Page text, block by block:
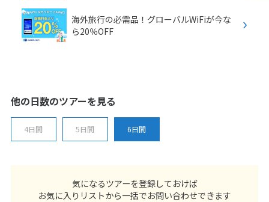
海外旅行の必需品！グローバルWiFiが今な
ら20％OFF
他の日数のツアーを見る
4日間 5日間 6日間
気になるツアーを登録しておけば
お気に入りリストから一括でお問い合わせできます